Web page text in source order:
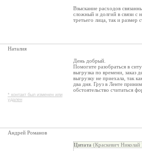
Взыскание расходов
сложный и долгий в связи с
третьего лица, так и размер
Наталия
* контакт был изменен или
удален
День добрый.
Помогите разобраться в
выгрузка по времени, заказ
выгрузку не приехала, так
два дня. Груз в Ленте
обстоятельство считаться
Андрей Романов
Цитата (Краскевич